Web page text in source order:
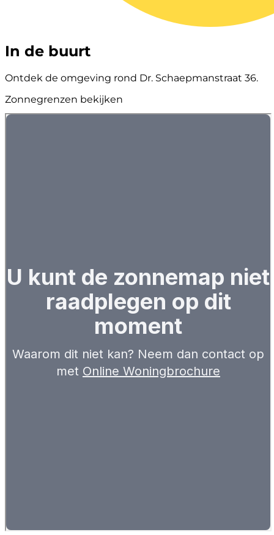
In de buurt
Ontdek de omgeving rond Dr. Schaepmanstraat 36.
Zonnegrenzen bekijken